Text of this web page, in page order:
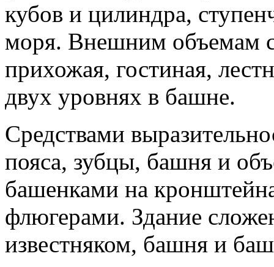
кубов и цилиндра,
моря. Внешним объемам
прихожая, гостиная,
двух уровнях в башне.
Средствами
пояса, зубцы, башня и
башенками на
флюгерами. Здание
известняком, башня и